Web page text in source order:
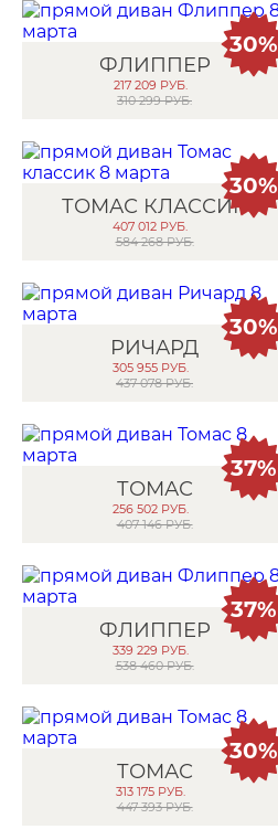
ФЛИППЕР
217 209 РУБ.
310 299 РУБ.
30%
ТОМАС КЛАССИК
407 012 РУБ.
584 268 РУБ.
30%
РИЧАРД
305 955 РУБ.
437 078 РУБ.
30%
ТОМАС
256 502 РУБ.
407 146 РУБ.
37%
ФЛИППЕР
339 229 РУБ.
538 460 РУБ.
37%
ТОМАС
313 175 РУБ.
447 393 РУБ.
30%